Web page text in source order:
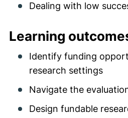
Dealing with low
Learning
Identify funding
research settings
Navigate the
Design fundable